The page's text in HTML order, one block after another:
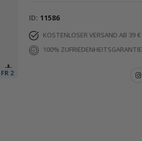
ID 11586
KOSTENLOSER VERSAND AB 39 €
100% ZUFRIEDENHEITSGARANTIE